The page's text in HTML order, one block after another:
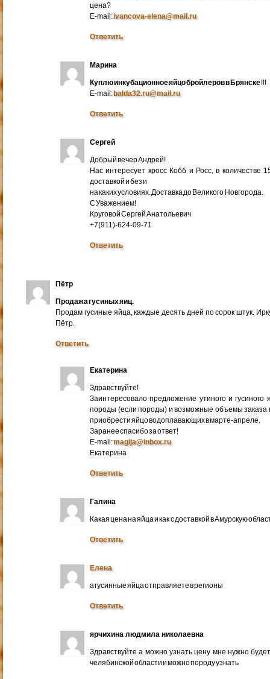
цена?
E-mail:ivancova-elena@mail.ru
Ответить
Марина
Куплю инкубационное яйцо бройлеров в Брянске!!!
E-mail:balda32.ru@mail.ru
Ответить
Сергей
Добрый вечер Андрей!
Нас интересует кросс Кобб и Росс, в количестве
доставкой и без и
на каких условиях. Доставка до Великого Новгорода.
С Уважением!
Круговой Сергей Анатольевич
+7(911)-624-09-71
Ответить
Пётр
Продажа гусиных яиц.
Продам гусиные яйца, каждые десять дней по сорок штук.
Пётр.
Ответить
Екатерина
Здравствуйте!
Заинтересовало предложение утиного и
породы (если породы) и возможные объемы заказа
приобрести яйцо водоплавающих в марте-апреле.
Заранее спасибо за ответ!
E-mail:magija@inbox.ru
Екатерина
Ответить
Галина
Какая цена на яйца и как с доставкой в Амурскую
Ответить
Елена
а гусинные яйца отправляете в регионы
Ответить
ярчихина людмила николаевна
Здравствуйте а можно узнать цену мне нужно
челябинской области и можно породу узнать